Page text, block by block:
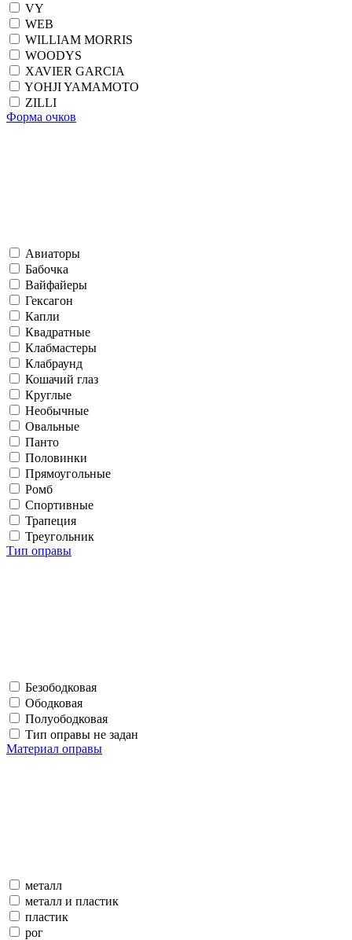
VY
WEB
WILLIAM MORRIS
WOODYS
XAVIER GARCIA
YOHJI YAMAMOTO
ZILLI
Форма очков
Авиаторы
Бабочка
Вайфайеры
Гексагон
Капли
Квадратные
Клабмастеры
Клабраунд
Кошачий глаз
Круглые
Необычные
Овальные
Панто
Половинки
Прямоугольные
Ромб
Спортивные
Трапеция
Треугольник
Тип оправы
Безободковая
Ободковая
Полуободковая
Тип оправы не задан
Материал оправы
металл
металл и пластик
пластик
рог